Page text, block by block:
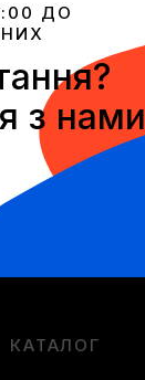
ДО
з нами
КАТАЛОГ